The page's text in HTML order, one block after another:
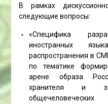
В рамках
следующие вопросы:
«Специфика
иностранных
распространения в
по тематике
арене образа
хранителя и